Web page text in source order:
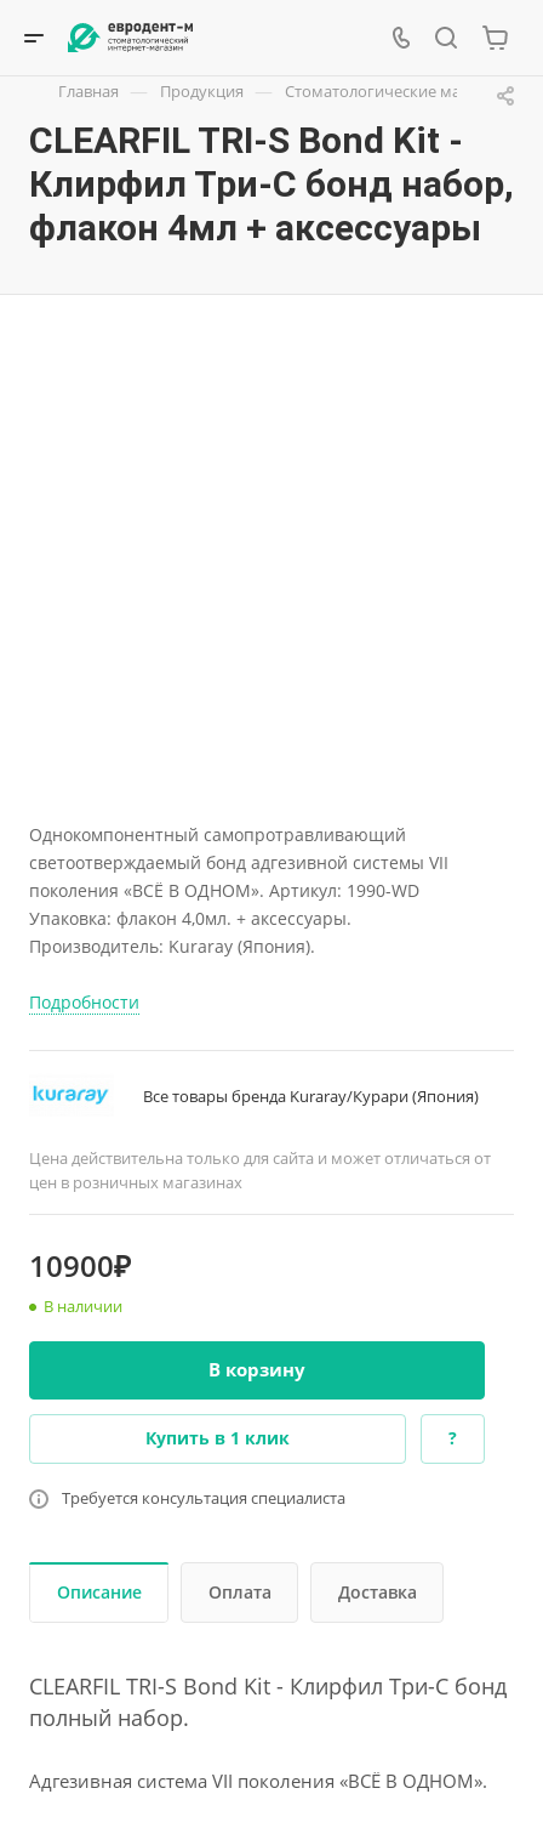
Главная — Продукция — Стоматологические материалы
CLEARFIL TRI-S Bond Kit -
Клирфил Три-С бонд набор,
флакон 4мл + аксессуары
Однокомпонентный самопротравливающий
светоотверждаемый бонд адгезивной системы VII
поколения «ВСЁ В ОДНОМ». Артикул: 1990-WD
Упаковка: флакон 4,0мл. + аксессуары.
Производитель: Kuraray (Япония).
Подробности
Все товары бренда Kuraray/Курари (Япония)
Цена действительна только для сайта и может отличаться от
цен в розничных магазинах
10900₽
В наличии
В корзину
Купить в 1 клик ?
Требуется консультация специалиста
Описание Оплата Доставка
CLEARFIL TRI-S Bond Kit - Клирфил Три-С бонд
полный набор.
Адгезивная система VII поколения «ВСЁ В ОДНОМ».